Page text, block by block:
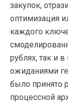
закупок,
оптимизация
каждого
рублях, так и
ожиданиями
было принято
процессной